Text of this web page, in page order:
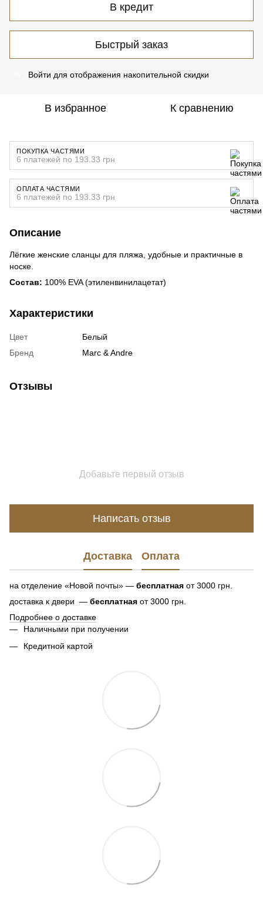
В кредит
Быстрый заказ
Войти для отображения накопительной скидки
В избранное К сравнению
ПОКУПКА ЧАСТЯМИ
6 платежей по 193.33 грн
ОПЛАТА ЧАСТЯМИ
6 платежей по 193.33 грн
Описание
Лёгкие женские сланцы для пляжа, удобные и практичные в
носке.
Состав: 100% EVA (этиленвинилацетат)
Характеристики
Цвет
Белый
Бренд
Marc & Andre
Отзывы
Добавьте первый отзыв
Написать отзыв
Доставка Оплата
на отделение «Новой почты» — бесплатная от 3000 грн.
доставка к двери — бесплатная от 3000 грн.
Подробнее о доставке
Наличными при получении
Кредитной картой